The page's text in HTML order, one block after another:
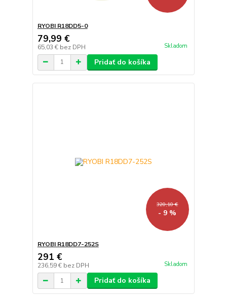
RYOBI R18DD5-0
79,99 €
65,03 € bez DPH Skladom
Pridať do košíka
320,10 €
- 9 %
RYOBI R18DD7-252S
291 €
236,59 € bez DPH Skladom
Pridať do košíka